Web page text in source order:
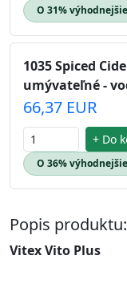
O 31%
1035 Spiced
umývateľné -
66,37 EUR
+ Do
O 36%
Popis produktu:
Vitex Vito Plus